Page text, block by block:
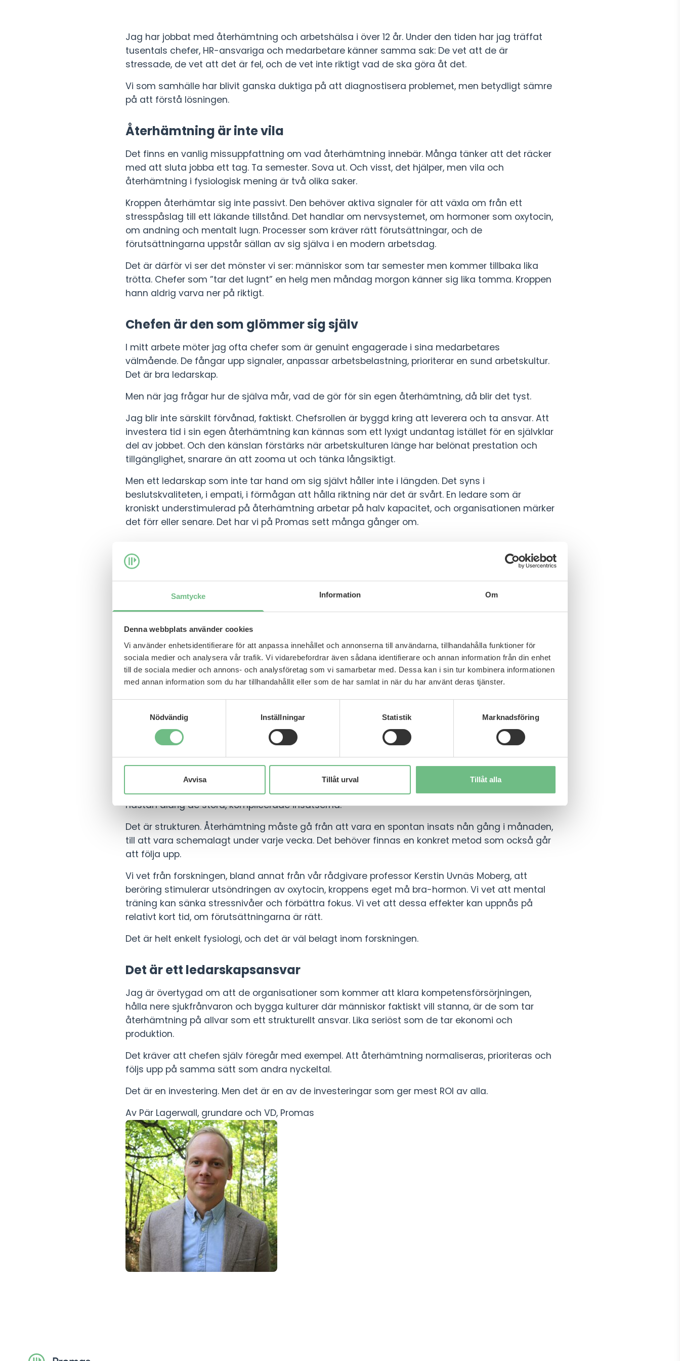
Samtycke Information Om
Denna webbplats använder cookies
Vi använder enhetsidentifierare för att anpassa innehållet och annonserna till användarna, tillhandahålla funktioner för
sociala medier och analysera vår trafik. Vi vidarebefordrar även sådana identifierare och annan information från din enhet
till de sociala medier och annons- och analysföretag som vi samarbetar med. Dessa kan i sin tur kombinera informationen
med annan information som du har tillhandahållit eller som de har samlat in när du har använt deras tjänster.
Nödvändig
Inställningar Statistik Marknadsföring
Avvisa Tillåt urval Tillåt alla
Jag har jobbat med återhämtning och arbetshälsa i över 12 år. Under den tiden har jag träffat
tusentals chefer, HR-ansvariga och medarbetare känner samma sak: De vet att de är
stressade, de vet att det är fel, och de vet inte riktigt vad de ska göra åt det.
Vi som samhälle har blivit ganska duktiga på att diagnostisera problemet, men betydligt sämre
på att förstå lösningen.
Återhämtning är inte vila
Det finns en vanlig missuppfattning om vad återhämtning innebär. Många tänker att det räcker
med att sluta jobba ett tag. Ta semester. Sova ut. Och visst, det hjälper, men vila och
återhämtning i fysiologisk mening är två olika saker.
Kroppen återhämtar sig inte passivt. Den behöver aktiva signaler för att växla om från ett
stresspåslag till ett läkande tillstånd. Det handlar om nervsystemet, om hormoner som oxytocin,
om andning och mentalt lugn. Processer som kräver rätt förutsättningar, och de
förutsättningarna uppstår sällan av sig själva i en modern arbetsdag.
Det är därför vi ser det mönster vi ser: människor som tar semester men kommer tillbaka lika
trötta. Chefer som ”tar det lugnt” en helg men måndag morgon känner sig lika tomma. Kroppen
hann aldrig varva ner på riktigt.
Chefen är den som glömmer sig själv
I mitt arbete möter jag ofta chefer som är genuint engagerade i sina medarbetares
välmående. De fångar upp signaler, anpassar arbetsbelastning, prioriterar en sund arbetskultur.
Det är bra ledarskap.
Men när jag frågar hur de själva mår, vad de gör för sin egen återhämtning, då blir det tyst.
Jag blir inte särskilt förvånad, faktiskt. Chefsrollen är byggd kring att leverera och ta ansvar. Att
investera tid i sin egen återhämtning kan kännas som ett lyxigt undantag istället för en självklar
del av jobbet. Och den känslan förstärks när arbetskulturen länge har belönat prestation och
tillgänglighet, snarare än att zooma ut och tänka långsiktigt.
Men ett ledarskap som inte tar hand om sig självt håller inte i längden. Det syns i
beslutskvaliteten, i empati, i förmågan att hålla riktning när det är svårt. En ledare som är
kroniskt understimulerad på återhämtning arbetar på halv kapacitet, och organisationen märker
det förr eller senare. Det har vi på Promas sett många gånger om.
Det strukturella problemet ingen vill prata om
mår dåligt. Den personen behöver hjälp. Vi hänvisar till företagshälsovård, kanske en kurs i
stresshantering, kanske ett par veckors sjukskrivning.
Men statistiken pekar på något som fler behöver ta med sig:
Sjukskrivningar för psykisk ohälsa fortsätter att öka. Chefer tillhör de yrkesgrupper som drabbas
hårdast. Och trots att de flesta arbetsgivare i dag har policys och program för välmående, är
det få som kan peka på mätbara resultat.
är på väg att falla. Det vi behöver, det som faktiskt fungerar, är återhämtning som är inbyggd i
vardagen. Återhämtning som är förebyggande, regelbunden, och mätbar.
Vad vi vet fungerar
Under 20 år av arbete med över 10 000 arbetsplatser har vi sett vad som gör skillnad. Och det är
nästan aldrig de stora, komplicerade insatserna.
Det är strukturen. Återhämtning måste gå från att vara en spontan insats nån gång i månaden,
till att vara schemalagt under varje vecka. Det behöver finnas en konkret metod som också går
att följa upp.
Vi vet från forskningen, bland annat från vår rådgivare professor Kerstin Uvnäs Moberg, att
beröring stimulerar utsöndringen av oxytocin, kroppens eget må bra-hormon. Vi vet att mental
träning kan sänka stressnivåer och förbättra fokus. Vi vet att dessa effekter kan uppnås på
relativt kort tid, om förutsättningarna är rätt.
Det är helt enkelt fysiologi, och det är väl belagt inom forskningen.
Det är ett ledarskapsansvar
Jag är övertygad om att de organisationer som kommer att klara kompetensförsörjningen,
hålla nere sjukfrånvaron och bygga kulturer där människor faktiskt vill stanna, är de som tar
återhämtning på allvar som ett strukturellt ansvar. Lika seriöst som de tar ekonomi och
produktion.
Det kräver att chefen själv föregår med exempel. Att återhämtning normaliseras, prioriteras och
följs upp på samma sätt som andra nyckeltal.
Det är en investering. Men det är en av de investeringar som ger mest ROI av alla.
Av Pär Lagerwall, grundare och VD, Promas